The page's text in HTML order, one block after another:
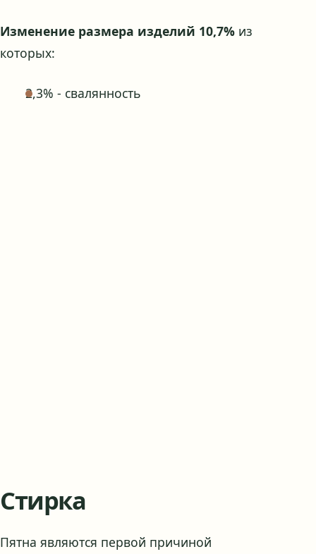
Изменение размера изделий 10,7% из
которых:
2,3% - свалянность
Стирка
Пятна являются первой причиной